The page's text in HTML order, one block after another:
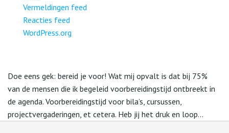
Vermeldingen feed
Reacties feed
WordPress.org
Doe eens gek: bereid je voor! Wat mij opvalt is dat bij 75%
van de mensen die ik begeleid voorbereidingstijd ontbreekt in
de agenda. Voorbereidingstijd voor bila’s, cursussen,
projectvergaderingen, et cetera. Heb jij het druk en loop...